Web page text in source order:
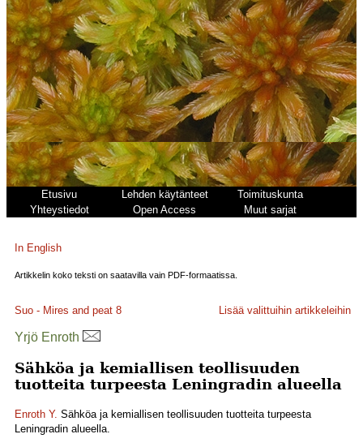
Etusivu Lehden käytänteet
Toimituskunta
Yhteystiedot
Open Access Muut sarjat
In English
Artikkelin koko teksti on saatavilla vain PDF-formaatissa.
Suo - Mires and peat 8 Lisää valittuihin artikkeleihin
Yrjö Enroth
Sähköa ja kemiallisen teollisuuden
tuotteita turpeesta Leningradin alueella
Enroth Y. Sähköa ja kemiallisen teollisuuden tuotteita turpeesta
Leningradin alueella.